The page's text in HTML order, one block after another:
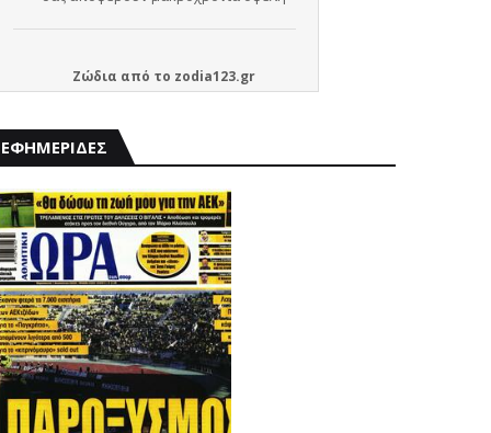
Ζώδια από το zodia123.gr
ΕΦΗΜΕΡΙΔΕΣ